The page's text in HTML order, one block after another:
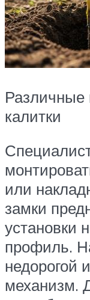
Различные
калитки
или
замки
установки
профиль.
недорогой
механизм.